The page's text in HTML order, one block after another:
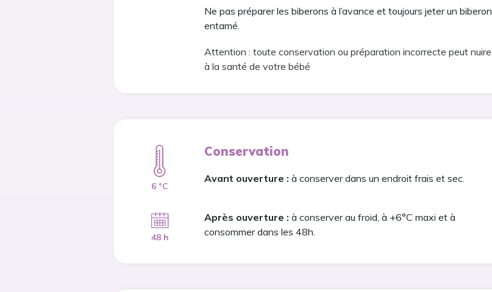
Ne pas préparer les biberons à l’avance et toujours jeter un biberon
entamé.
Attention : toute conservation ou préparation incorrecte peut nuire
à la santé de votre bébé
6 °C
48 h
Conservation
Avant ouverture : à conserver dans un endroit frais et sec.
Après ouverture : à conserver au froid, à +6°C maxi et à
consommer dans les 48h.